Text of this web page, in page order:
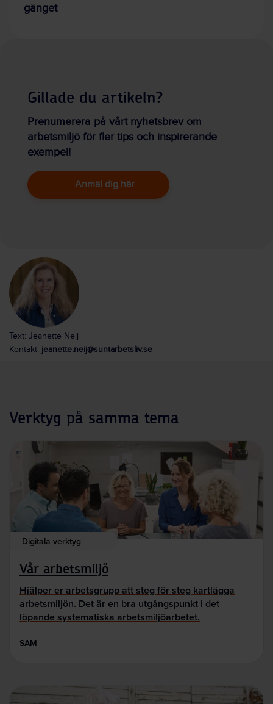
gänget
Gillade du artikeln?
Prenumerera på vårt nyhetsbrev om
arbetsmiljö för fler tips och inspirerande
exempel!
Anmäl dig här
Text: Jeanette Neij
Kontakt: jeanette.neij@suntarbetsliv.se
Verktyg på samma tema
Digitala verktyg
Vår arbetsmiljö
Hjälper er arbetsgrupp att steg för steg kartlägga
arbetsmiljön. Det är en bra utgångspunkt i det
löpande systematiska arbetsmiljöarbetet.
SAM